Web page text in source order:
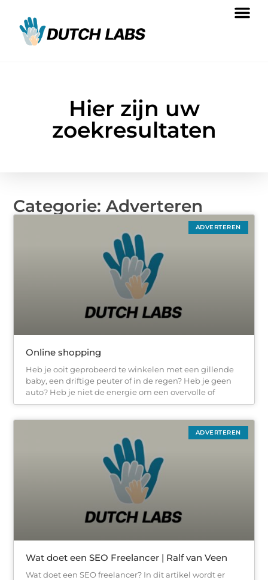
Hier zijn uw
zoekresultaten
Categorie: Adverteren
ADVERTEREN
Online shopping
Heb je ooit geprobeerd te winkelen met een gillende
baby, een driftige peuter of in de regen? Heb je geen
auto? Heb je niet de energie om een ​​overvolle of
ADVERTEREN
Wat doet een SEO Freelancer | Ralf van Veen
Wat doet een SEO freelancer? In dit artikel wordt er